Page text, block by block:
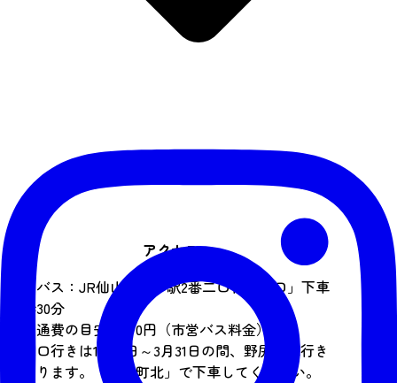
アクセス
市営バス：JR仙山線愛子駅2番二口行「二口」下車
徒歩30分
※交通費の目安：970円（市営バス料金）
※二口行きは12月1日～3月31日の間、野尻町北行き
となります。「野尻町北」で下車してください。